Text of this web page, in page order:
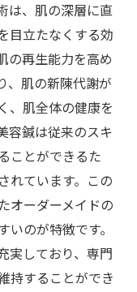
は、肌の深層に直
目立たなくする効
の再生能力を高め
、肌の新陳代謝が
、肌全体の健康を
容鍼は従来のスキ
ことができるた
れています。この
オーダーメイドの
のが特徴です。
実しており、専門
持することができ